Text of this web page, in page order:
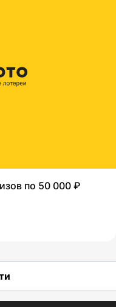
по 50 000 ₽